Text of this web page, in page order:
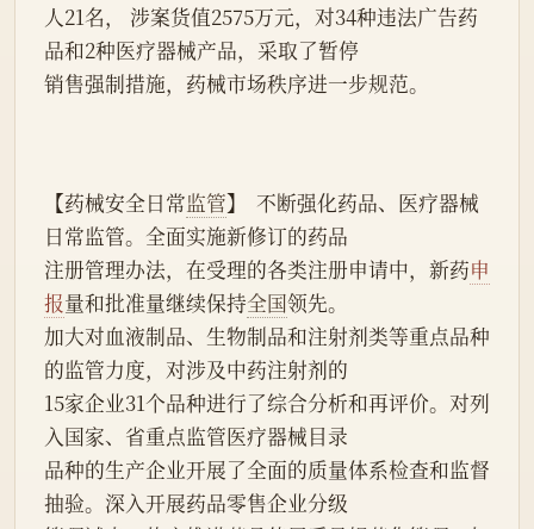
人21名， 涉案货值2575万元，对34种违法广告药
品和2种医疗器械产品，采取了暂停
销售强制措施，药械市场秩序进一步规范。
【药械安全日常监管】  不断强化药品、医疗器械
日常监管。全面实施新修订的药品
注册管理办法，在受理的各类注册申请中，新药申
报量和批准量继续保持全国领先。
加大对血液制品、生物制品和注射剂类等重点品种
的监管力度，对涉及中药注射剂的
15家企业31个品种进行了综合分析和再评价。对列
入国家、省重点监管医疗器械目录
品种的生产企业开展了全面的质量体系检查和监督
抽验。深入开展药品零售企业分级